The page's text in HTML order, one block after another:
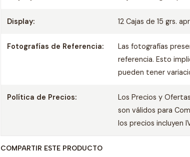
Display: 12 Cajas de 15 grs.
Fotografías de Referencia:
Las fotografías
referencia. Esto
pueden tener
Política de Precios:
Los Precios y
son válidos para
los precios incluyen
COMPARTIR ESTE PRODUCTO